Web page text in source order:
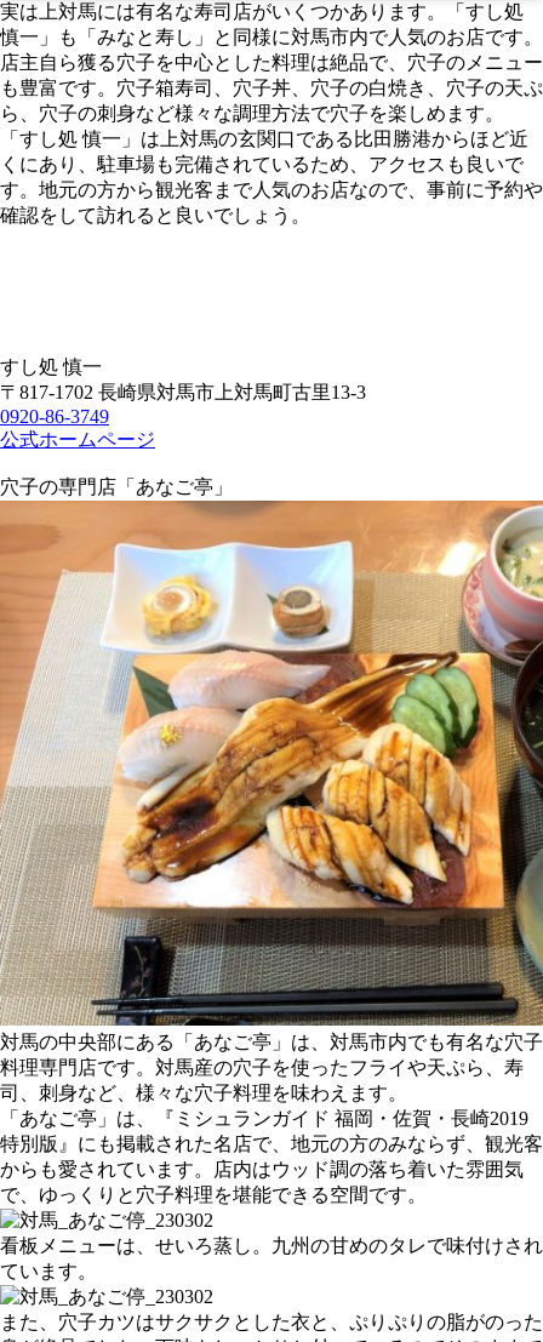
実は上対馬には有名な寿司店がいくつかあります。「すし処
慎一」も「みなと寿し」と同様に対馬市内で人気のお店です。
店主自ら獲る穴子を中心とした料理は絶品で、穴子のメニュー
も豊富です。穴子箱寿司、穴子丼、穴子の白焼き、穴子の天ぷ
ら、穴子の刺身など様々な調理方法で穴子を楽しめます。
「すし処 慎一」は上対馬の玄関口である比田勝港からほど近
くにあり、駐車場も完備されているため、アクセスも良いで
す。地元の方から観光客まで人気のお店なので、事前に予約や
確認をして訪れると良いでしょう。
すし処 慎一
〒817-1702 長崎県対馬市上対馬町古里13-3
0920-86-3749
公式ホームページ
穴子の専門店「あなご亭」
対馬の中央部にある「あなご亭」は、対馬市内でも有名な穴子
料理専門店です。対馬産の穴子を使ったフライや天ぷら、寿
司、刺身など、様々な穴子料理を味わえます。
「あなご亭」は、『ミシュランガイド 福岡・佐賀・長崎2019
特別版』にも掲載された名店で、地元の方のみならず、観光客
からも愛されています。店内はウッド調の落ち着いた雰囲気
で、ゆっくりと穴子料理を堪能できる空間です。
看板メニューは、せいろ蒸し。九州の甘めのタレで味付けされ
ています。
また、穴子カツはサクサクとした衣と、ぷりぷりの脂がのった